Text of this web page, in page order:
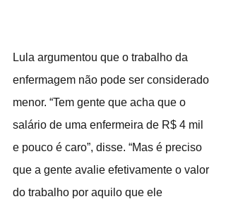
Lula argumentou que o trabalho da
enfermagem não pode ser considerado
menor. “Tem gente que acha que o
salário de uma enfermeira de R$ 4 mil
e pouco é caro”, disse. “Mas é preciso
que a gente avalie efetivamente o valor
do trabalho por aquilo que ele